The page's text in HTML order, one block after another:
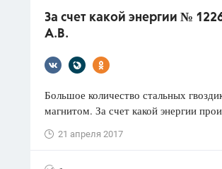
ОГЭ
ФИПИ
1752 ответа
За счет какой энергии №
А.В.
Большое количество стальных
магнитом. За счет какой энергии
21 апреля 2017